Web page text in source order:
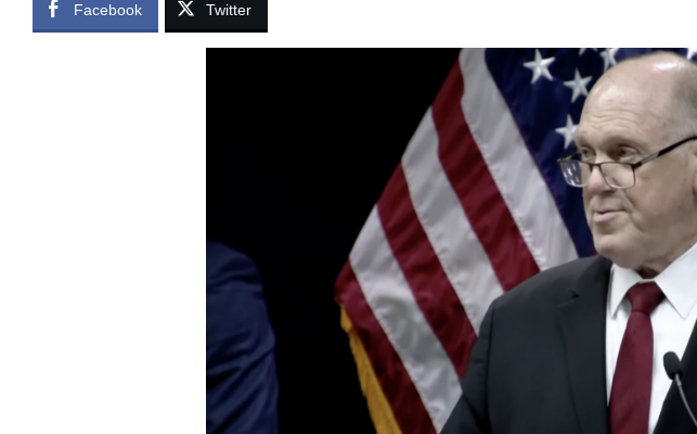
Facebook Twitter